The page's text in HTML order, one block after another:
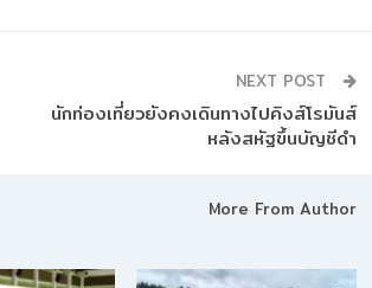
NEXT POST
นักท่องเที่ยวยังคงเดินทางไปคิงส์โรมันส์
หลังสหัฐขึ้นบัญชีดำ
More From Author